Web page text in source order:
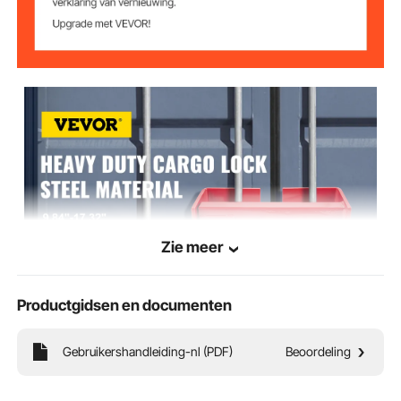
in om onze klanten te voorzien van robuust materieel en gereedschap tegen
ongelooflijk lage prijzen. Tegenwoordig heeft VEVOR markten in meer dan 200
landen bezet met meer dan 10 miljoen wereldwijde leden.
Zie meer
Productgidsen en documenten
Gebruikershandleiding-nl (PDF) Beoordeling